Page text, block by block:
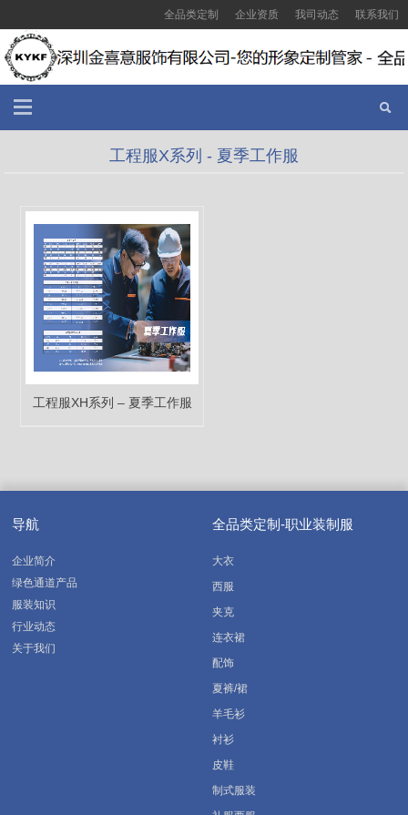
全品类定制 企业资质 我司动态 联系我们
工程服X系列 - 夏季工作服
工程服XH系列 – 夏季工作服
导航
企业简介
绿色通道产品
服装知识
行业动态
关于我们
全品类定制-职业装制服
大衣
西服
夹克
连衣裙
配饰
夏裤/裙
羊毛衫
衬衫
皮鞋
制式服装